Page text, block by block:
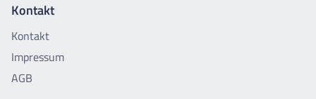
Kontakt
Kontakt
Impressum
AGB